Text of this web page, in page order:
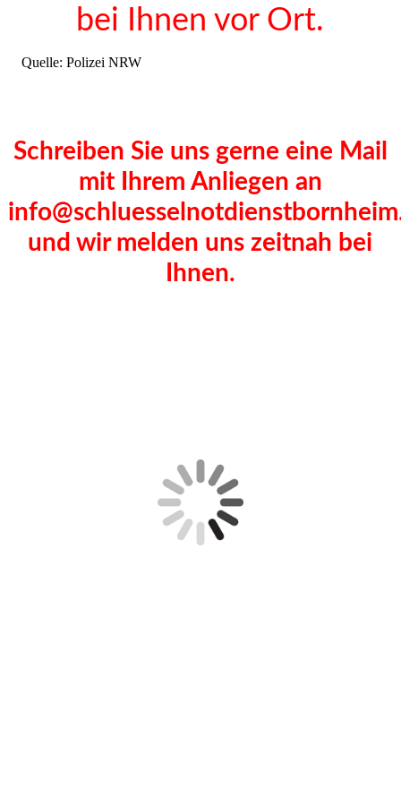
bei Ihnen vor Ort.
Quelle: Polizei NRW
Schreiben Sie uns gerne eine Mail
mit Ihrem Anliegen an
und wir melden uns zeitnah bei
Ihnen.